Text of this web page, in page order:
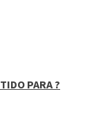
PARA ?